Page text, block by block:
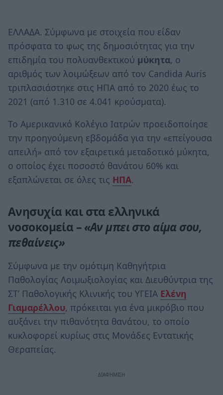
ΕΛΛΑΔΑ. Σύμφωνα με στοιχεία που είδαν
πρόσφατα το φως της δημοσιότητας για την
επιδημία του πολυανθεκτικού μύκητα, ο
αριθμός των λοιμώξεων από τον Candida Αuris
τριπλασιάστηκε στις ΗΠΑ από το 2020 έως το
2021 (από 1.310 σε 4.041 κρούσματα).
Το Αμερικανικό Κολέγιο Ιατρών προειδοποίησε
την προηγούμενη εβδομάδα για την «επείγουσα
απειλή» από τον εξαιρετικά μεταδοτικό μύκητα,
ο οποίος έχει ποσοστό θανάτου 60% και
εξαπλώνεται σε όλες τις ΗΠΑ.
Ανησυχία και στα ελληνικά
νοσοκομεία –«Αν μπει στο αίμα σου,
πεθαίνεις»
Σύμφωνα με την oμότιμη Καθηγήτρια
Παθολογίας Λοιμωξιολογίας και Διευθύντρια της
ΣΤ’ Παθολογικής Κλινικής του ΥΓΕΙΑ Ελένη
Γιαμαρέλλου, πρόκειται για ένα μικρόβιο που
αυξάνει την πιθανότητα θανάτου, το οποίο
κυκλοφορεί κυρίως στις Μονάδες Εντατικής
Θεραπείας.